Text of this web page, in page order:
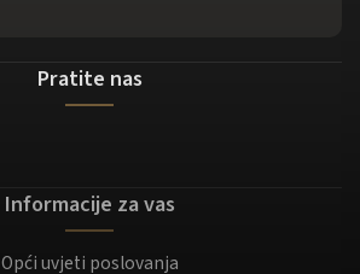
Pratite nas
Informacije za vas
Opći uvjeti poslovanja